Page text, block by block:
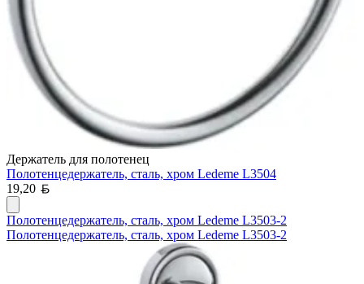
Держатель для полотенец
Полотенцедержатель, сталь, хром Ledeme L3504
19,20
Полотенцедержатель, сталь, хром Ledeme L3503-2
Полотенцедержатель, сталь, хром Ledeme L3503-2